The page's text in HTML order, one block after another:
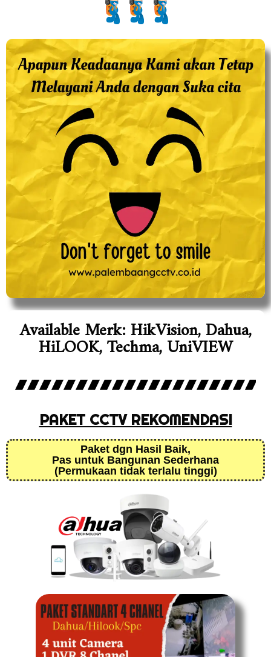
Available Merk: HikVision, Dahua,
HiLOOK, Techma, UniVIEW
PAKET CCTV REKOMENDASI
Paket dgn Hasil Baik,
Pas untuk Bangunan Sederhana
(Permukaan tidak terlalu tinggi)